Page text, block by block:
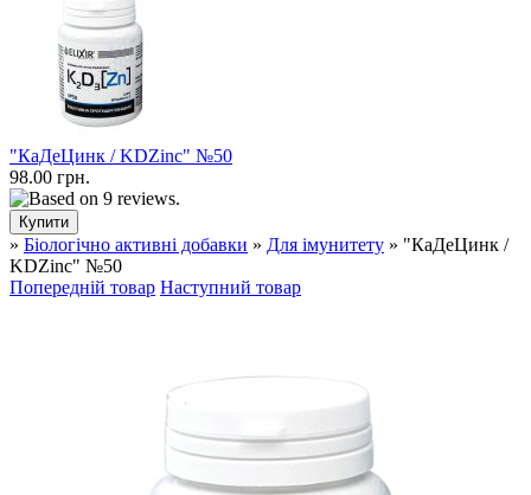
"КаДеЦинк / KDZinc" №50
98.00 грн.
» Біологічно активні добавки » Для імунитету » "КаДеЦинк /
KDZinc" №50
Попередній товар Наступний товар